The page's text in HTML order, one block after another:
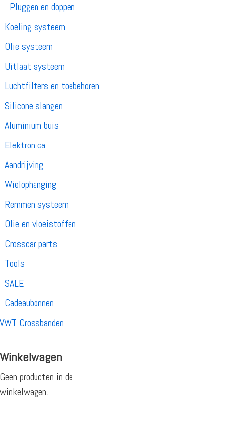
Pluggen en doppen
Koeling systeem
Olie systeem
Uitlaat systeem
Luchtfilters en toebehoren
Silicone slangen
Aluminium buis
Elektronica
Aandrijving
Wielophanging
Remmen systeem
Olie en vloeistoffen
Crosscar parts
Tools
SALE
Cadeaubonnen
VWT Crossbanden
Winkelwagen
Geen producten in de
winkelwagen.